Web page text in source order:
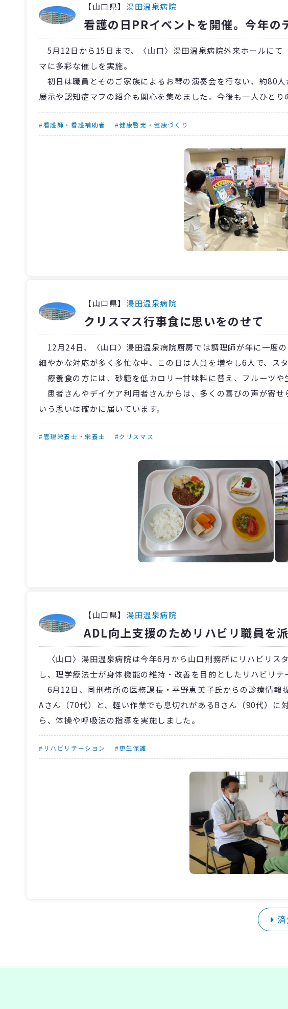
【山口県】 湯田温泉病院
看護の日PRイベントを開催。今年の
5月12日から15日まで、〈山口〉湯田温泉病院外来ホールに
マに多彩な催しを実施。
初日は職員とそのご家族によるお琴の演奏会を行ない、約80
展示や認知症マフの紹介も関心を集めました。今後も一人ひと
#看護師・看護補助者 #健康啓発・健康づくり
【山口県】 湯田温泉病院
クリスマス行事食に思いをのせて
12月24日、〈山口〉湯田温泉病院厨房では調理師が年に一度
細やかな対応が多く多忙な中、この日は人員を増やし6人で、ス
療養食の方には、砂糖を低カロリー甘味料に替え、フルーツ
患者さんやデイケア利用者さんからは、多くの喜びの声が寄
いう思いは確かに届いています。
#管理栄養士・栄養士 #クリスマス
【山口県】 湯田温泉病院
ADL向上支援のためリハビリ職員を
〈山口〉湯田温泉病院は今年6月から山口刑務所にリハビリス
し、理学療法士が身体機能の維持・改善を目的としたリハビリテ
6月12日、同刑務所の医務課長・平野恵美子氏からの診療情報
Aさん（70代）と、軽い作業でも息切れがあるBさん（90代）
ら、体操や呼吸法の指導を実施しました。
#リハビリテーション #更生保護